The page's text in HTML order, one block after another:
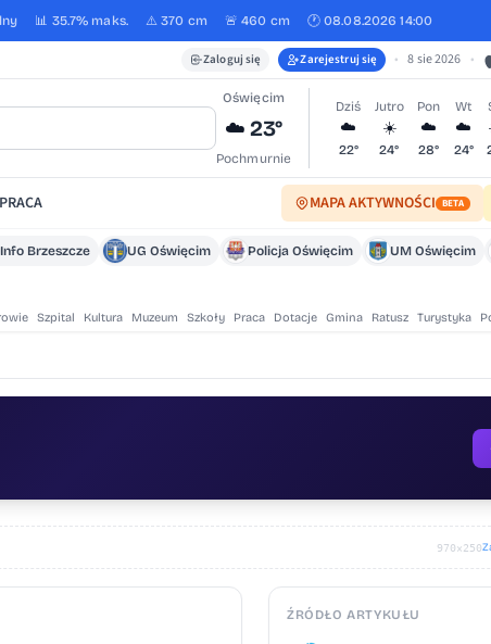
📊 35.7% maks. ⚠️ 370 cm 🚨 460 cm 🕐 08.08.2026 14:00
Zaloguj się Zarejestruj się • 8 sie 2026 •
Oświęcim
☁️ 23°
Pochmurnie
Dziś
☁️
22°
Jutro
☀️
24°
Pon
☁️
28°
Wt
☁️
24°
PRACA MAPA AKTYWNOŚCI BETA
Info Brzeszcze UG Oświęcim Policja Oświęcim UM Oświęcim
Szpital Kultura Muzeum Szkoły Praca Dotacje Gmina Ratusz Turystyka
970×250
ŹRÓDŁO ARTYKUŁU